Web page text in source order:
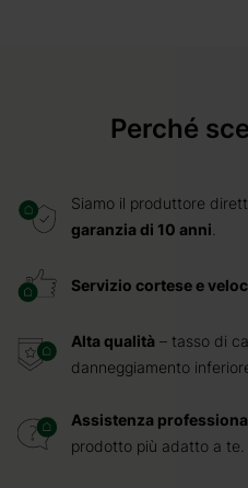
Perché
Siamo il produttore
garanzia di 10 anni.
Servizio cortese e
Alta qualità – tasso di
danneggiamento
Assistenza
prodotto più adatto a te.